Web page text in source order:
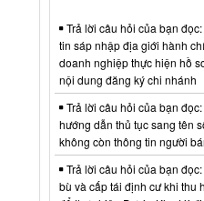
Trả lời câu hỏi của bạn
tin sáp nhập địa giới hành
doanh nghiệp thực hiện hồ
nội dung đăng ký chi nhánh
Trả lời câu hỏi của bạn
hướng dẫn thủ tục sang tên
không còn thông tin người
Trả lời câu hỏi của bạn
bù và cấp tái định cư khi thu